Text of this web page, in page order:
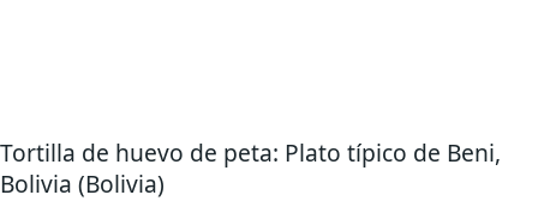
Tortilla de huevo de peta: Plato típico de Beni,
Bolivia (Bolivia)